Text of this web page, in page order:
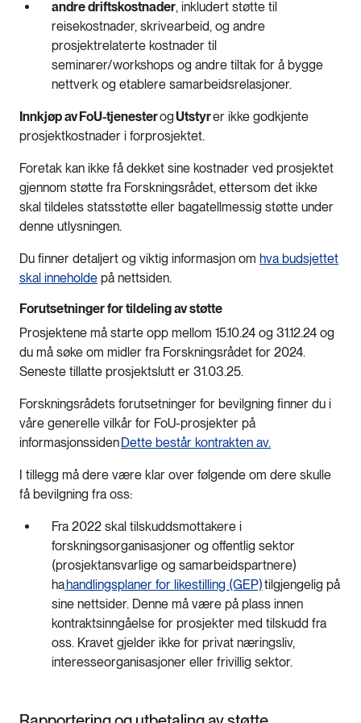
andre driftskostnader, inkludert støtte til
reisekostnader, skrivearbeid, og andre
prosjektrelaterte kostnader til
seminarer/workshops og andre tiltak for å bygge
nettverk og etablere samarbeidsrelasjoner.
Innkjøp av FoU-tjenesterogUtstyrer ikke godkjente
prosjektkostnader i forprosjektet.
Foretak kan ikke få dekket sine kostnader ved prosjektet
gjennom støtte fra Forskningsrådet, ettersom det ikke
skal tildeles statsstøtte eller bagatellmessig støtte under
denne utlysningen.
Du finner detaljert og viktig informasjon om hva budsjettet
skal inneholde på nettsiden.
Forutsetninger for tildeling av støtte
Prosjektene må starte opp mellom 15.10.24 og 31.12.24 og
du må søke om midler fra Forskningsrådet for 2024.
Seneste tillatte prosjektslutt er 31.03.25.
Forskningsrådets forutsetninger for bevilgning finner du i
våre generelle vilkår for FoU-prosjekter på
informasjonssidenDette består kontrakten av.
I tillegg må dere være klar over følgende om dere skulle
få bevilgning fra oss:
Fra 2022 skal tilskuddsmottakere i
forskningsorganisasjoner og offentlig sektor
(prosjektansvarlige og samarbeidspartnere)
hahandlingsplaner for likestilling (GEP)tilgjengelig på
sine nettsider. Denne må være på plass innen
kontraktsinngåelse for prosjekter med tilskudd fra
oss. Kravet gjelder ikke for privat næringsliv,
interesseorganisasjoner eller frivillig sektor.